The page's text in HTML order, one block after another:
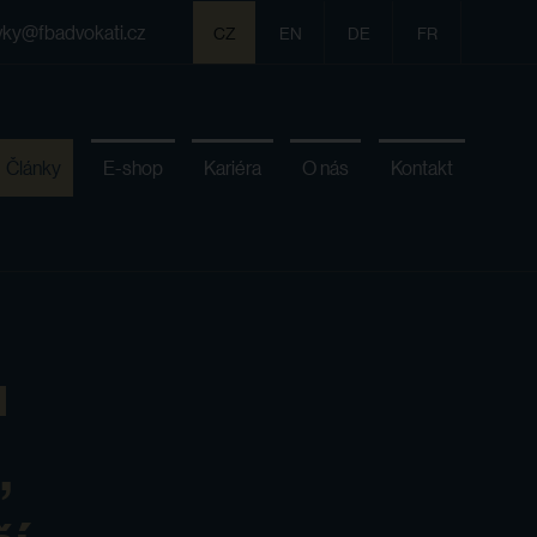
CZ EN DE FR
Články E-shop Kariéra O nás Kontakt